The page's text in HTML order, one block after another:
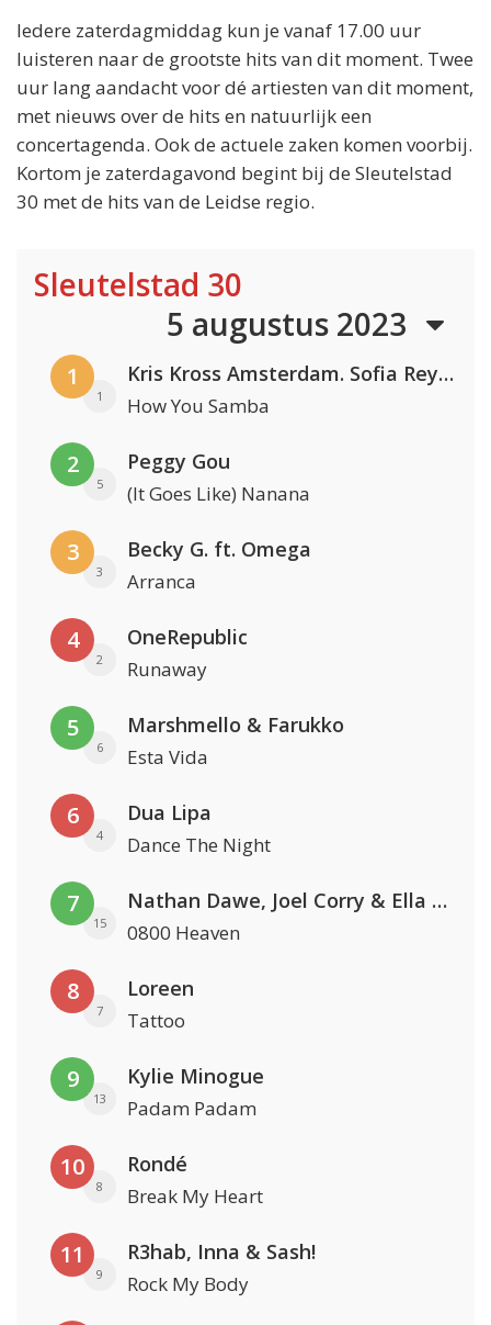
Iedere zaterdagmiddag kun je vanaf 17.00 uur
luisteren naar de grootste hits van dit moment. Twee
uur lang aandacht voor dé artiesten van dit moment,
met nieuws over de hits en natuurlijk een
concertagenda. Ook de actuele zaken komen voorbij.
Kortom je zaterdagavond begint bij de Sleutelstad
30 met de hits van de Leidse regio.
Sleutelstad 30
5 augustus 2023
1
1
Kris Kross Amsterdam. Sofia Reyes & Tinie Tempah
How You Samba
2
5
Peggy Gou
(It Goes Like) Nanana
3
3
Becky G. ft. Omega
Arranca
4
2
OneRepublic
Runaway
5
6
Marshmello & Farukko
Esta Vida
6
4
Dua Lipa
Dance The Night
7
15
Nathan Dawe, Joel Corry & Ella Henderson
0800 Heaven
8
7
Loreen
Tattoo
9
13
Kylie Minogue
Padam Padam
10
8
Rondé
Break My Heart
11
9
R3hab, Inna & Sash!
Rock My Body